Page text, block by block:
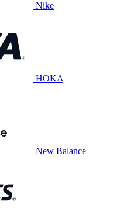
Nike
HOKA
New Balance